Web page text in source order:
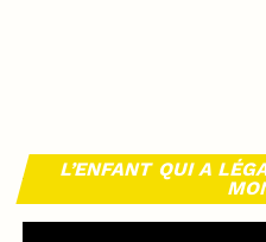
L’ENFANT QUI A